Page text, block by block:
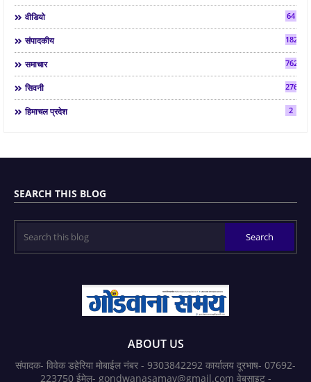
वीडियो 64
संपादकीय 182
समाचार 7624
सिवनी 2763
हिमाचल प्रदेश 2
SEARCH THIS BLOG
ABOUT US
संपादक- विवेक डहेरिया मोबाईल नंबर - 9303842292 कार्यालय दूरभाष- 07692-
223750 ईमेल- gondwanasamay@gmail.com वेबसाइट -